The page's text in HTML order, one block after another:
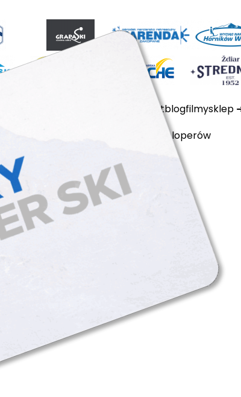
kontaktblogfilmysklep
dla developerów